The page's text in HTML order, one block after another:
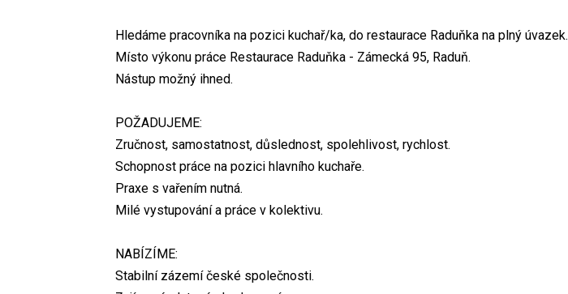
Hledáme pracovníka na pozici kuchař/ka, do restaurace Raduňka na plný úvazek.
Místo výkonu práce Restaurace Raduňka - Zámecká 95, Raduň.
Nástup možný ihned.
POŽADUJEME:
Zručnost, samostatnost, důslednost, spolehlivost, rychlost.
Schopnost práce na pozici hlavního kuchaře.
Praxe s vařením nutná.
Milé vystupování a práce v kolektivu.
NABÍZÍME:
Stabilní zázemí české společnosti.